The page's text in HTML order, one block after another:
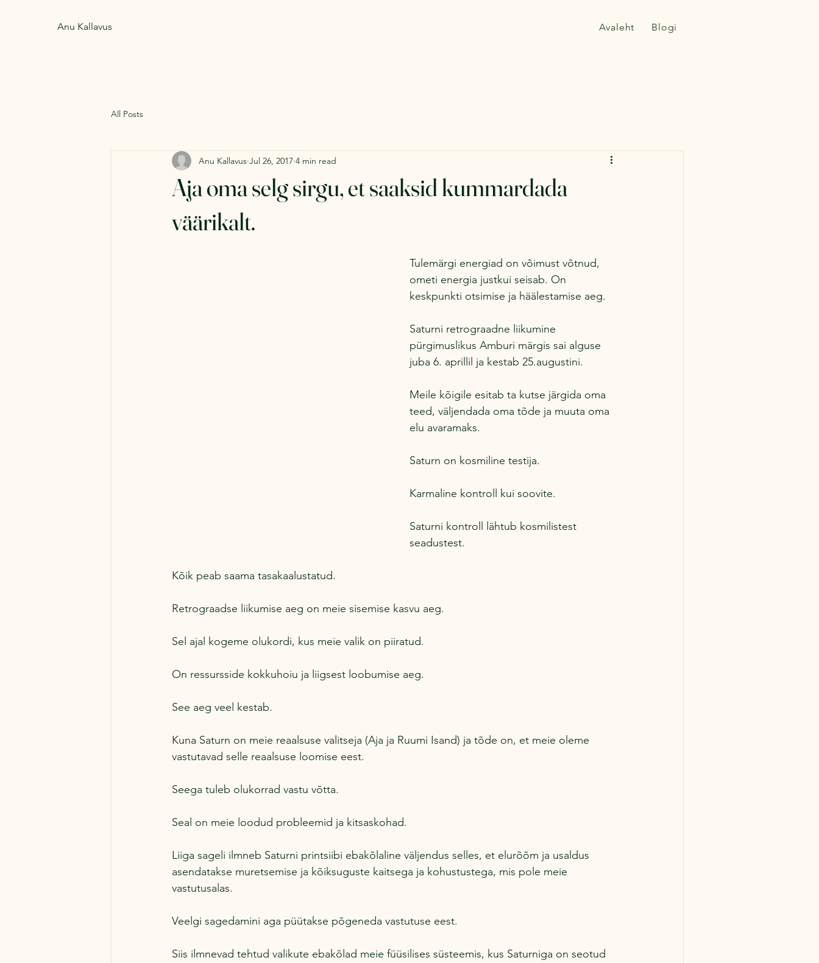
Anu Kallavus Avaleht Blogi
All Posts
Aja oma selg sirgu, et saaksid kummardada
väärikalt.
Anu Kallavus Jul 26, 2017 4 min read
Tulemärgi energiad on võimust võtnud,
ometi energia justkui seisab. On
keskpunkti otsimise ja häälestamise aeg.
Saturni retrograadne liikumine
pürgimuslikus Amburi märgis sai alguse
juba 6. aprillil ja kestab 25.augustini.
Meile kõigile esitab ta kutse järgida oma
teed, väljendada oma tõde ja muuta oma
elu avaramaks.
Saturn on kosmiline testija.
Karmaline kontroll kui soovite.
Saturni kontroll lähtub kosmilistest
seadustest.
Kõik peab saama tasakaalustatud.
Retrograadse liikumise aeg on meie sisemise kasvu aeg.
Sel ajal kogeme olukordi, kus meie valik on piiratud.
On ressursside kokkuhoiu ja liigsest loobumise aeg.
See aeg veel kestab.
Kuna Saturn on meie reaalsuse valitseja (Aja ja Ruumi Isand) ja tõde on, et meie oleme
vastutavad selle reaalsuse loomise eest.
Seega tuleb olukorrad vastu võtta.
Seal on meie loodud probleemid ja kitsaskohad.
Liiga sageli ilmneb Saturni printsiibi ebakõlaline väljendus selles, et elurõõm ja usaldus
asendatakse muretsemise ja kõiksuguste kaitsega ja kohustustega, mis pole meie
vastutusalas.
Veelgi sagedamini aga püütakse põgeneda vastutuse eest.
Siis ilmnevad tehtud valikute ebakõlad meie füüsilises süsteemis, kus Saturniga on seotud